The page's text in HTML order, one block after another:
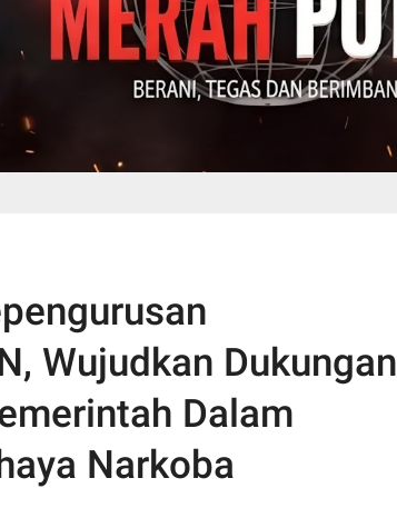
Wujudkan Dukungan
Dalam
Narkoba